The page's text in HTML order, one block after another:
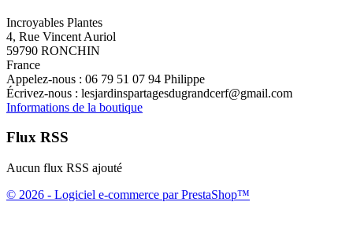
Incroyables Plantes
4, Rue Vincent Auriol
59790 RONCHIN
France
Appelez-nous : 06 79 51 07 94 Philippe
Écrivez-nous : lesjardinspartagesdugrandcerf@gmail.com
Informations de la boutique
Flux RSS
Aucun flux RSS ajouté
© 2026 - Logiciel e-commerce par PrestaShop™